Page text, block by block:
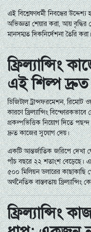
এই বিশ্লেষণধর্মী নিবন্ধের উদ্দেশ্য
অভিজ্ঞতা শেয়ার করা, আয়
মানসম্মত দিকনির্দেশনা তৈরি করা।
ফ্রিল্যান্সিং
এই শিল্প
ডিজিটাল ট্রান্সফরমেশন, রিমোট
কারণে ফ্রিল্যান্সিং
প্রকল্পভিত্তিক নিয়োগ দিতে
দ্রুত কাজের সুযোগ দেয়।
একটি আন্তর্জাতিক জরিপে দেখা
পাঁচ বছরে ২২ শতাংশ বেড়েছে।
৫০০ মিলিয়ন ডলারের
অর্থনৈতিক বাস্তবতায়
ফ্রিল্যান্সিং